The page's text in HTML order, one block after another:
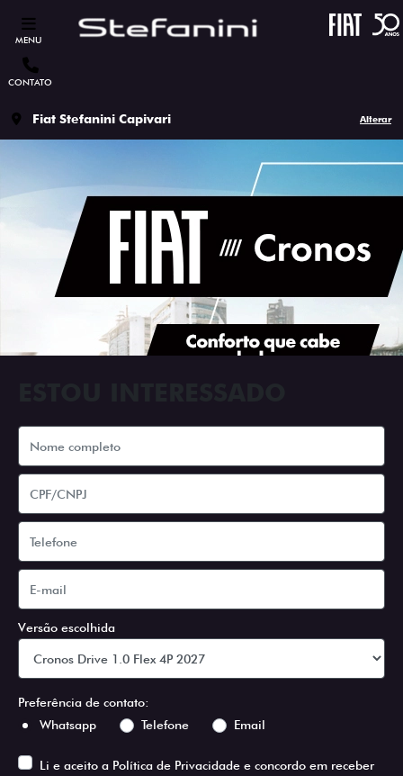
MENU
CONTATO
Fiat Stefanini Capivari Alterar
Versão escolhida
Preferência de contato:
Whatsapp
Telefone Email
Li e aceito a Política de Privacidade e concordo em receber